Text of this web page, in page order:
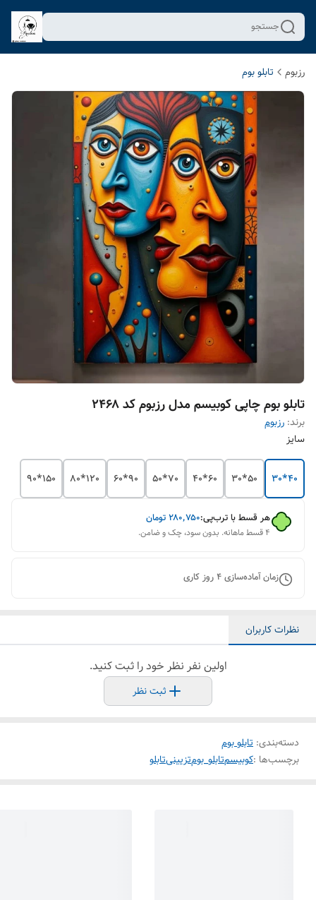
جستجو
رزبوم تابلو بوم
تابلو بوم چاپی کوبیسم مدل رزبوم کد ۲۴۶۸
برند: رزبوم
سایز
40*30
50*30
60*40
70*50
90*60
120*80
150*90
هر قسط با ترب‌پی:۲۸۰٬۷۵۰تومان
۴ قسط ماهانه. بدون سود، چک و ضامن.
زمان آماده‌سازی4روز کاری
نظرات کاربران
اولین نفر نظر خود را ثبت کنید.
ثبت نظر
دسته‌بندی: تابلو بوم
برچسب‌ها :کوبیسمتابلو_بومتزیینیتابلو